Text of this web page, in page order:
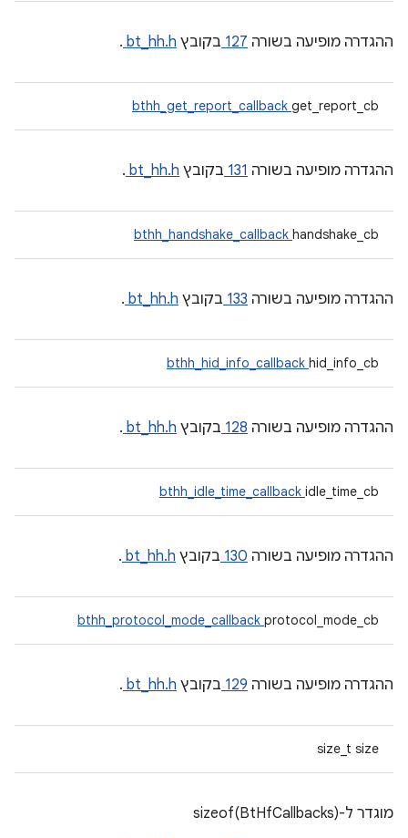
ההגדרה מופיעה בשורה 127 בקובץ bt_hh.h
.
bthh_get_report_callback get_report_cb
ההגדרה מופיעה בשורה 131 בקובץ bt_hh.h
.
bthh_handshake_callback handshake_cb
ההגדרה מופיעה בשורה 133 בקובץ bt_hh.h
.
bthh_hid_info_callback hid_info_cb
ההגדרה מופיעה בשורה 128 בקובץ bt_hh.h
.
bthh_idle_time_callback idle_time_cb
ההגדרה מופיעה בשורה 130 בקובץ bt_hh.h
.
bthh_protocol_mode_callback protocol_mode_cb
ההגדרה מופיעה בשורה 129 בקובץ bt_hh.h
.
size_t size
מוגדר ל-sizeof(BtHfCallbacks)